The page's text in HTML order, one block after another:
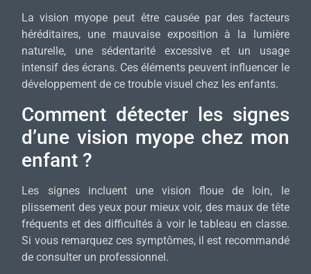
La vision myope peut être causée par des facteurs
héréditaires, une mauvaise exposition à la lumière
naturelle, une sédentarité excessive et un usage
intensif des écrans. Ces éléments peuvent influencer le
développement de ce trouble visuel chez les enfants.
Comment détecter les signes
d’une vision myope chez mon
enfant ?
Les signes incluent une vision floue de loin, le
plissement des yeux pour mieux voir, des maux de tête
fréquents et des difficultés à voir le tableau en classe.
Si vous remarquez ces symptômes, il est recommandé
de consulter un professionnel.